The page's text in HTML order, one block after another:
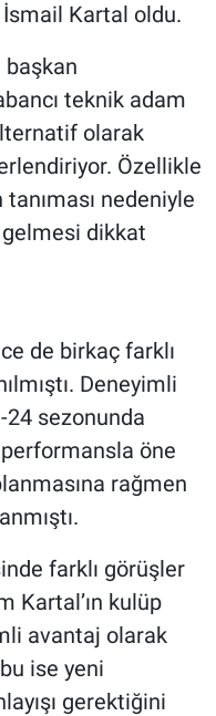
Kartal oldu.
başkan
teknik adam
olarak
Özellikle
nedeniyle
gelmesi dikkat
de birkaç farklı
Deneyimli
sezonunda
performansla öne
rağmen
farklı görüşler
Kartal’ın kulüp
avantaj olarak
ise yeni
gerektiğini